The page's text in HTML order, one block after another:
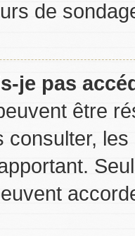
de
je pas
être
consulter,